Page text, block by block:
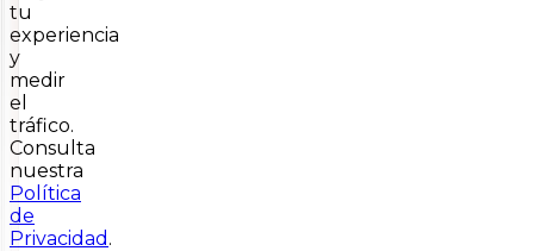
tu
experiencia
y
medir
el
tráfico.
Consulta
nuestra
Política
de
Privacidad .